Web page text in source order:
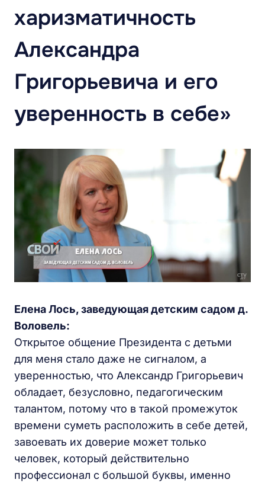
харизматичность
Александра
Григорьевича и его
уверенность в себе»
Елена Лось, заведующая детским садом д.
Воловель:
Открытое общение Президента с детьми
для меня стало даже не сигналом, а
уверенностью, что Александр Григорьевич
обладает, безусловно, педагогическим
талантом, потому что в такой промежуток
времени суметь расположить в себе детей,
завоевать их доверие может только
человек, который действительно
профессионал с большой буквы, именно